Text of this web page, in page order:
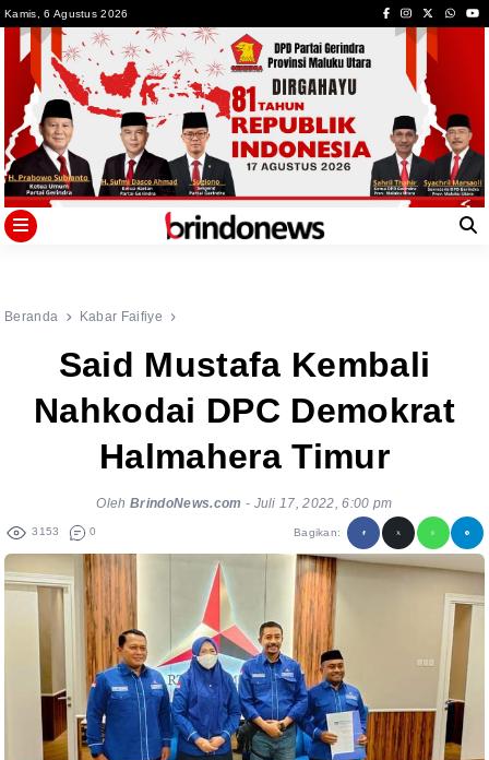
toKamis, 6 Agustus 2026
Beranda Kabar Faifiye
Said Mustafa Kembali
Nahkodai DPC Demokrat
Halmahera Timur
OlehBrindoNews.com - Juli 17, 2022, 6:00 pm
3153 0 Bagikan: